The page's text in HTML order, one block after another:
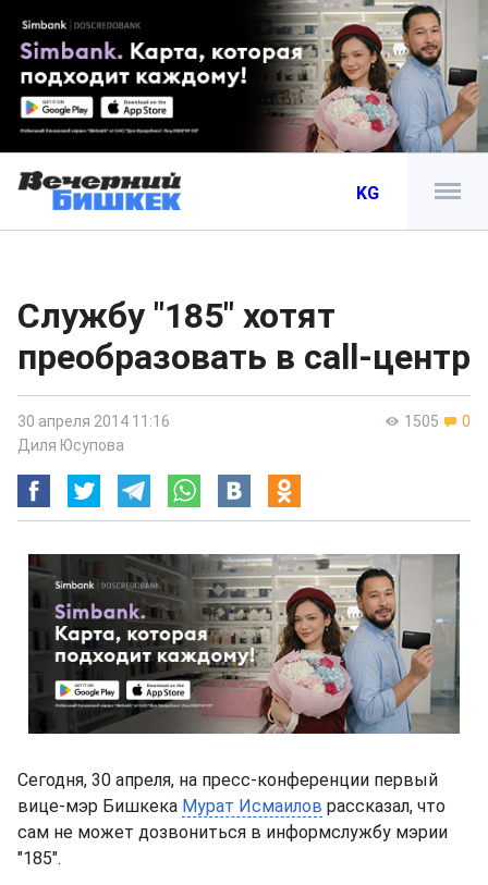
KG
Службу "185" хотят
преобразовать в call-центр
1505 0
30 апреля 2014 11:16
Диля Юсупова
Сегодня, 30 апреля, на пресс-конференции первый
вице-мэр Бишкека Мурат Исмаилов рассказал, что
сам не может дозвониться в информслужбу мэрии
"185".